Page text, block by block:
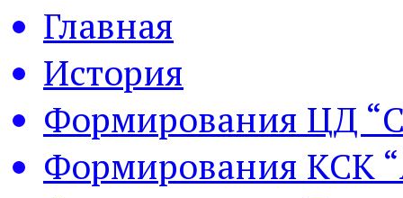
Главная
История
Формирования ЦД
Формирования КСК